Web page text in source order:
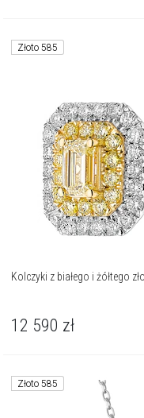
Złoto 585
Kolczyki z białego i żółtego
12 590 zł
Złoto 585